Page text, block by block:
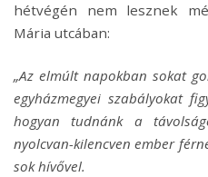
hétvégén nem lesznek
Mária utcában:
„Az elmúlt napokban sokat
egyházmegyei szabályokat
hogyan tudnánk a
nyolcvan-kilencven ember
sok hívővel.